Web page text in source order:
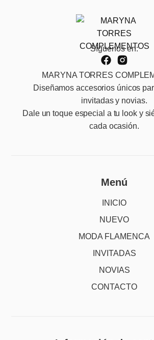
Síguenos en:
MARYNA TORRES
Diseñamos accesorios únicos
invitadas y novias.
Dale un toque especial a tu look y
cada ocasión.
Menú
INICIO
NUEVO
MODA FLAMENCA
INVITADAS
NOVIAS
CONTACTO